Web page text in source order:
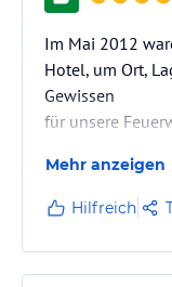
Im Mai 2012
Hotel, um Ort,
Gewissen
für unsere
1 Moment an
wohl gefühlt in
Im Mai 2013 ist
angereist. Alle
auch
Mehr anzeigen
Hilfreich